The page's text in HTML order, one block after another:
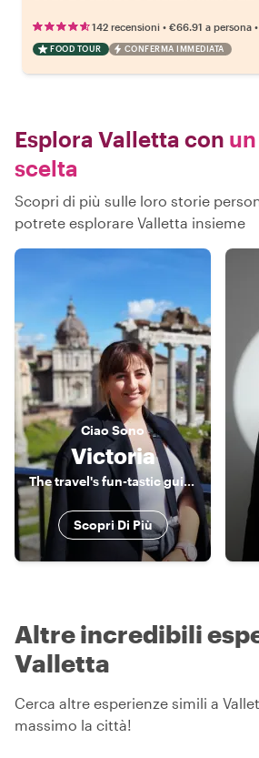
142 recensioni • €66.91 a persona •
FOOD TOUR CONFERMA IMMEDIATA
Esplora Valletta con
scelta
Scopri di più sulle loro storie
potrete esplorare Valletta insieme
CiaoSono
Victoria
The travel's fun-tastic guide to exploring Malta!
Scopri Di Più
Altre incredibili
Valletta
Cerca altre esperienze simili a
massimo la città!